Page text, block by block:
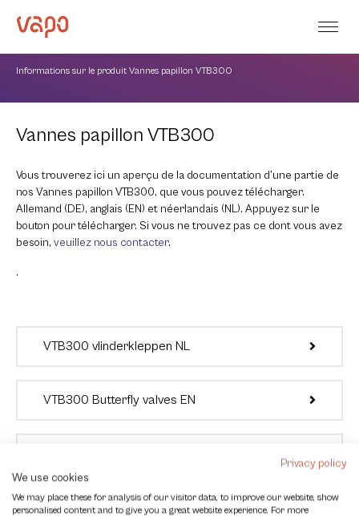
Informations sur le produit Vannes papillon VTB300
Vannes papillon VTB300
Vous trouverez ici un aperçu de la documentation d’une partie de
nos Vannes papillon VTB300, que vous pouvez télécharger.
Allemand (DE), anglais (EN) et néerlandais (NL). Appuyez sur le
bouton pour télécharger. Si vous ne trouvez pas ce dont vous avez
besoin, veuillez nous contacter.
.
VTB300 vlinderkleppen NL
VTB300 Butterfly valves EN
Privacy policy
We use cookies
We may place these for analysis of our visitor data, to improve our website, show
personalised content and to give you a great website experience. For more